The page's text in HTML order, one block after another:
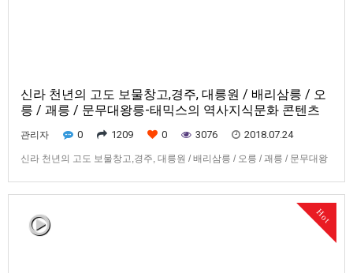
신라 천년의 고도 보물창고,경주, 대릉원 / 배리삼릉 / 오
릉 / 괘릉 / 문무대왕릉-태믹스의 역사지식문화 콘텐츠
관리자 0 1209 0 3076 2018.07.24
신라 천년의 고도 보물창고,경주, 대릉원 / 배리삼릉 / 오릉 / 괘릉 / 문무대왕
Hot